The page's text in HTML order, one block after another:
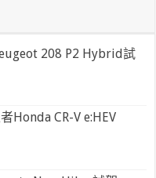
208 P2 Hybrid試
Honda CR-V e:HEV